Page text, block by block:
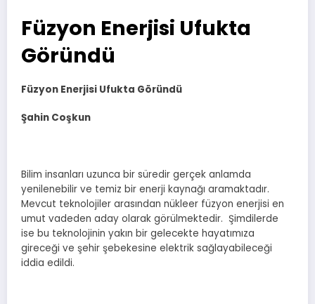
Füzyon Enerjisi Ufukta
Göründü
Füzyon Enerjisi Ufukta Göründü
Şahin Coşkun
Bilim insanları uzunca bir süredir gerçek anlamda
yenilenebilir ve temiz bir enerji kaynağı aramaktadır.
Mevcut teknolojiler arasından nükleer füzyon enerjisi en
umut vadeden aday olarak görülmektedir. Şimdilerde
ise bu teknolojinin yakın bir gelecekte hayatımıza
gireceği ve şehir şebekesine elektrik sağlayabileceği
iddia edildi.